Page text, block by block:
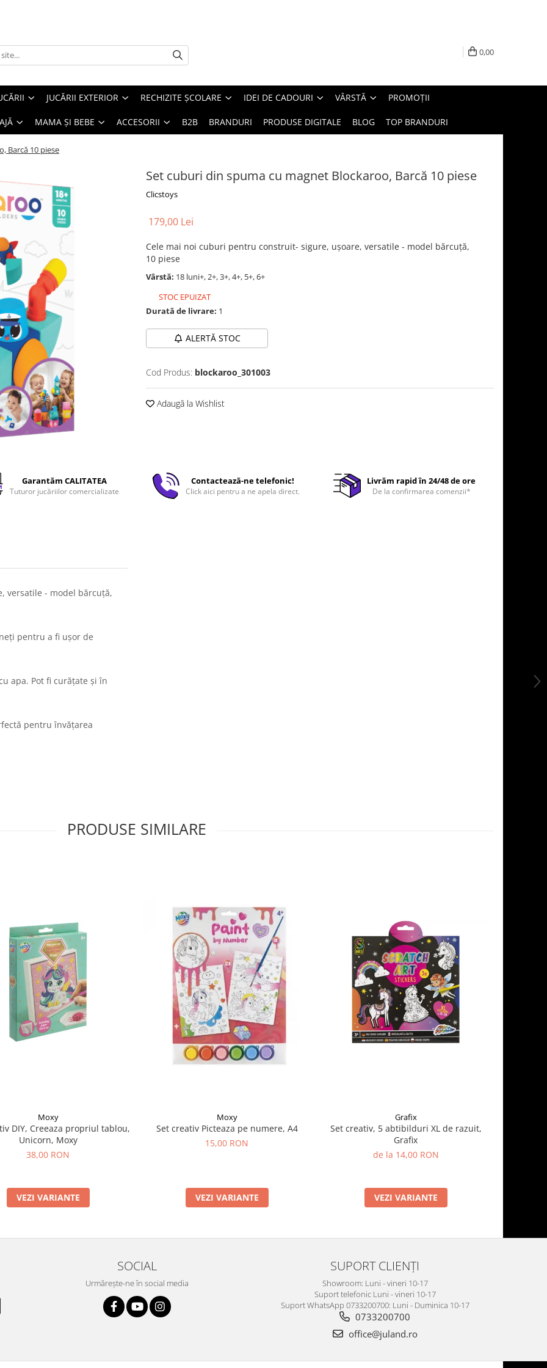
0,00
JUCĂRII EXTERIOR RECHIZITE ȘCOLARE IDEI DE CADOURI VÂRSTĂ PROMOȚII
MAMA ȘI BEBE ACCESORII B2B BRANDURI PRODUSE DIGITALE BLOG TOP BRANDURI
Barcă 10 piese
Set cuburi din spuma cu magnet Blockaroo, Barcă 10 piese
Clicstoys
179,00 Lei
Cele mai noi cuburi pentru construit- sigure, ușoare, versatile - model bărcuță,
10 piese
Vârstă: 18 luni+, 2+, 3+, 4+, 5+, 6+
STOC EPUIZAT
Durată de livrare: 1
ALERTĂ STOC
Cod Produs: blockaroo_301003
Adaugă la Wishlist
Garantăm CALITATEA
Tuturor jucăriilor comercializate
Contactează-ne telefonic!
Click aici pentru a ne apela direct.
Livrăm rapid în 24/48 de ore
De la confirmarea comenzii*
versatile - model bărcuță,
pentru a fi ușor de
apa. Pot fi curățate și în
pentru învățarea
PRODUSE SIMILARE
Moxy
DIY, Creeaza propriul tablou,
Unicorn, Moxy
38,00 RON
VEZI VARIANTE
Moxy
Set creativ Picteaza pe numere, A4
15,00 RON
VEZI VARIANTE
Grafix
Set creativ, 5 abtibilduri XL de razuit,
Grafix
de la 14,00 RON
VEZI VARIANTE
SOCIAL
Urmărește-ne în social media
SUPORT CLIENȚI
Showroom: Luni - vineri 10-17
Suport telefonic Luni - vineri 10-17
Suport WhatsApp 0733200700: Luni - Duminica 10-17
0733200700
office@juland.ro